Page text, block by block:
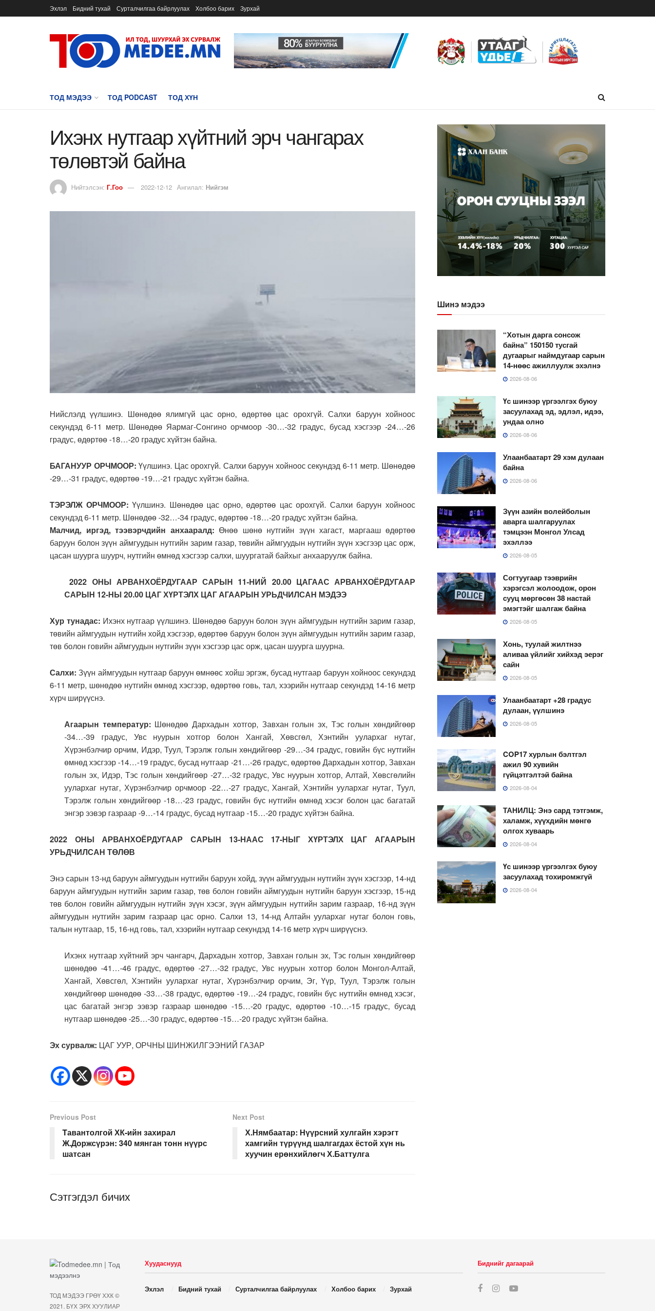
Эхлэл Бидний тухай Сурталчилгаа байрлуулах Холбоо барих Зурхай
ТОД МЭДЭЭ ТОД PODCAST ТОД ХҮН
Ихэнх нутгаар хүйтний эрч чангарах
төлөвтэй байна
Нийтэлсэн: Г.Гоо 2022-12-12 Ангилал: Нийгэм
Нийслэлд үүлшинэ. Шөнөдөө ялимгүй цас орно, өдөртөө цас орохгүй. Салхи баруун хойноос
секундэд 6-11 метр. Шөнөдөө Яармаг-Сонгино орчмоор -30…-32 градус, бусад хэсгээр -24…-26
градус, өдөртөө -18…-20 градус хүйтэн байна.
БАГАНУУР ОРЧМООР:Үүлшинэ. Цас орохгүй. Салхи баруун хойноос секундэд 6-11 метр. Шөнөдөө
-29…-31 градус, өдөртөө -19…-21 градус хүйтэн байна.
ТЭРЭЛЖ ОРЧМООР:Үүлшинэ. Шөнөдөө цас орно, өдөртөө цас орохгүй. Салхи баруун хойноос
секундэд 6-11 метр. Шөнөдөө -32…-34 градус, өдөртөө -18…-20 градус хүйтэн байна.
Малчид, иргэд, тээвэрчдийн анхааралд: Өнөө шөнө нутгийн зүүн хагаст, маргааш өдөртөө
баруун болон зүүн аймгуудын нутгийн зарим газар, төвийн аймгуудын нутгийн зүүн хэсгээр цас орж,
цасан шуурга шуурч, нутгийн өмнөд хэсгээр салхи, шуургатай байхыг анхааруулж байна.
2022 ОНЫ АРВАНХОЁРДУГААР САРЫН 11-НИЙ 20.00 ЦАГААС АРВАНХОЁРДУГААР
САРЫН 12-НЫ 20.00 ЦАГ ХҮРТЭЛХ ЦАГ АГААРЫН УРЬДЧИЛСАН МЭДЭЭ
Хур тунадас: Ихэнх нутгаар үүлшинэ. Шөнөдөө баруун болон зүүн аймгуудын нутгийн зарим газар,
төвийн аймгуудын нутгийн хойд хэсгээр, өдөртөө баруун болон зүүн аймгуудын нутгийн зарим газар,
төв болон говийн аймгуудын нутгийн зүүн хэсгээр цас орж, цасан шуурга шуурна.
Салхи:Зүүн аймгуудын нутгаар баруун өмнөөс хойш эргэж, бусад нутгаар баруун хойноос секундэд
6-11 метр, шөнөдөө нутгийн өмнөд хэсгээр, өдөртөө говь, тал, хээрийн нутгаар секундэд 14-16 метр
хүрч ширүүснэ.
Агаарын температур: Шөнөдөө Дархадын хотгор, Завхан голын эх, Тэс голын хөндийгөөр
-34…-39 градус, Увс нуурын хотгор болон Хангай, Хөвсгөл, Хэнтийн уулархаг нутаг,
Хүрэнбэлчир орчим, Идэр, Туул, Тэрэлж голын хөндийгөөр -29…-34 градус, говийн бүс нутгийн
өмнөд хэсгээр -14…-19 градус, бусад нутгаар -21…-26 градус, өдөртөө Дархадын хотгор, Завхан
голын эх, Идэр, Тэс голын хөндийгөөр -27…-32 градус, Увс нуурын хотгор, Алтай, Хөвсгөлийн
уулархаг нутаг, Хүрэнбэлчир орчмоор -22…-27 градус, Хангай, Хэнтийн уулархаг нутаг, Туул,
Тэрэлж голын хөндийгөөр -18…-23 градус, говийн бүс нутгийн өмнөд хэсэг болон цас багатай
энгэр ээвэр газраар -9…-14 градус, бусад нутгаар -15…-20 градус хүйтэн байна.
2022 ОНЫ АРВАНХОЁРДУГААР САРЫН 13-НААС 17-НЫГ ХҮРТЭЛХ ЦАГ АГААРЫН
УРЬДЧИЛСАН ТӨЛӨВ
Энэ сарын 13-нд баруун аймгуудын нутгийн баруун хойд, зүүн аймгуудын нутгийн зүүн хэсгээр, 14-нд
баруун аймгуудын нутгийн зарим газар, төв болон говийн аймгуудын нутгийн баруун хэсгээр, 15-нд
төв болон говийн аймгуудын нутгийн зүүн хэсэг, зүүн аймгуудын нутгийн зарим газраар, 16-нд зүүн
аймгуудын нутгийн зарим газраар цас орно. Салхи 13, 14-нд Алтайн уулархаг нутаг болон говь,
талын нутгаар, 15, 16-нд говь, тал, хээрийн нутгаар секундэд 14-16 метр хүрч ширүүснэ.
Ихэнх нутгаар хүйтний эрч чангарч, Дархадын хотгор, Завхан голын эх, Тэс голын хөндийгөөр
шөнөдөө -41…-46 градус, өдөртөө -27…-32 градус, Увс нуурын хотгор болон Монгол-Алтай,
Хангай, Хөвсгөл, Хэнтийн уулархаг нутаг, Хүрэнбэлчир орчим, Эг, Үүр, Туул, Тэрэлж голын
хөндийгөөр шөнөдөө -33…-38 градус, өдөртөө -19…-24 градус, говийн бүс нутгийн өмнөд хэсэг,
цас багатай энгэр ээвэр газраар шөнөдөө -15…-20 градус, өдөртөө -10…-15 градус, бусад
нутгаар шөнөдөө -25…-30 градус, өдөртөө -15…-20 градус хүйтэн байна.
Эх сурвалж: ЦАГ УУР, ОРЧНЫ ШИНЖИЛГЭЭНИЙ ГАЗАР
Previous Post
Tавантолгой ХК-ийн захирал
Ж.Доржсүрэн: 340 мянган тонн нүүрс
шатсан
Next Post
Х.Нямбаатар: Нүүрсний хулгайн хэрэгт
хамгийн түрүүнд шалгагдах ёстой хүн нь
хуучин ерөнхийлөгч Х.Баттулга
Сэтгэгдэл бичих
Шинэ мэдээ
“Хотын дарга сонсож
байна” 150150 тусгай
дугаарыг наймдугаар сарын
14-нөөс ажиллуулж эхэлнэ
2026-08-06
Үс шинээр үргээлгэх буюу
засуулахад эд, эдлэл, идээ,
ундаа олно
2026-08-06
Улаанбаатарт 29 хэм дулаан
байна
2026-08-06
Зүүн азийн волейболын
аварга шалгаруулах
тэмцээн Монгол Улсад
эхэллээ
2026-08-05
Согтуугаар тээврийн
хэрэгсэл жолоодож, орон
сууц мөргөсөн 38 настай
эмэгтэйг шалгаж байна
2026-08-05
Хонь, туулай жилтнээ
аливаа үйлийг хийхэд эерэг
сайн
2026-08-05
Улаанбаатарт +28 градус
дулаан, үүлшинэ
2026-08-05
COP17 хурлын бэлтгэл
ажил 90 хувийн
гүйцэтгэлтэй байна
2026-08-04
ТАНИЛЦ: Энэ сард тэтгэмж,
халамж, хүүхдийн мөнгө
олгох хуваарь
2026-08-04
Үс шинээр үргээлгэх буюу
засуулахад тохиромжгүй
2026-08-04
ТОД МЭДЭЭ ГРӨҮ ХХК ©
2021. БҮХ ЭРХ ХУУЛИАР
Хуудаснууд
Эхлэл Бидний тухай Сурталчилгаа байрлуулах Холбоо барих Зурхай
Биднийг дагаарай